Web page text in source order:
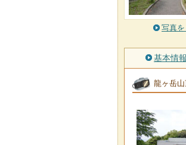
写真
基本情報
龍ヶ岳